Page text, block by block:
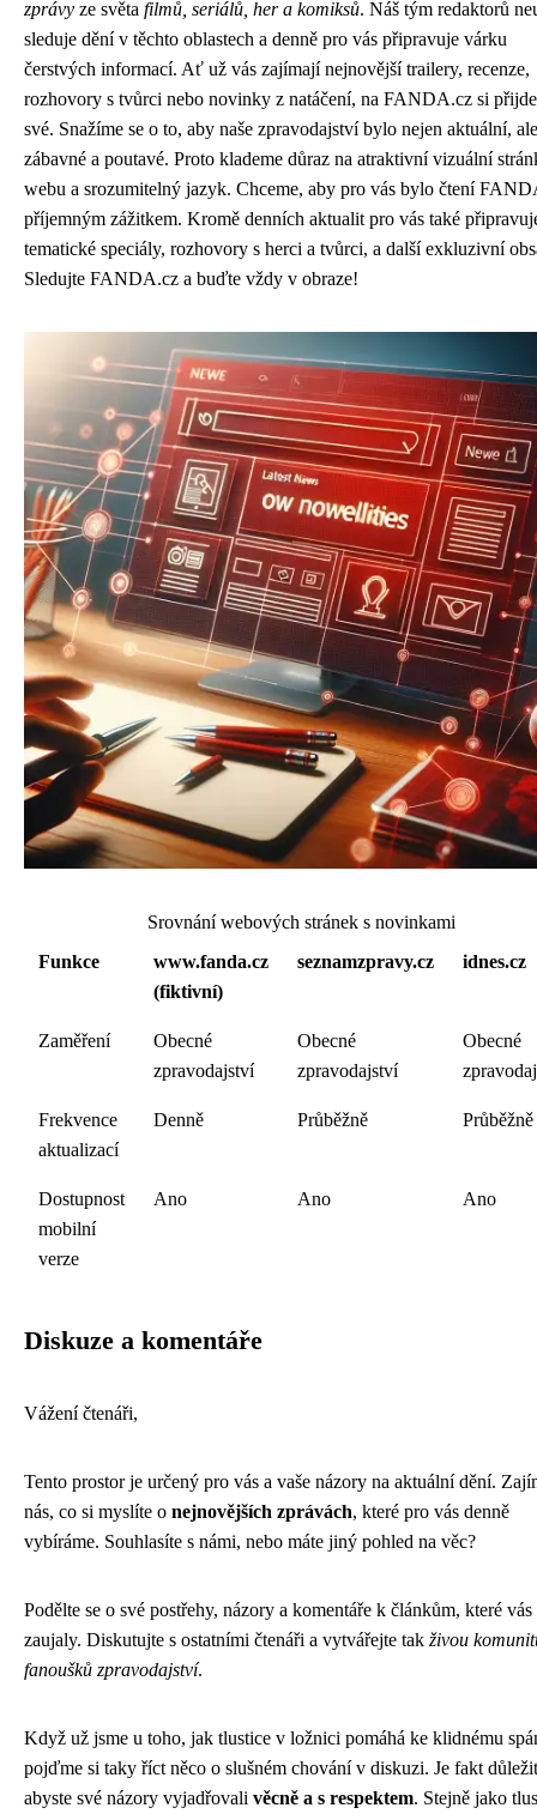
zprávy ze světa filmů, seriálů, her a komiksů. Náš tým redaktorů
sleduje dění v těchto oblastech a denně pro vás připravuje várku
čerstvých informací. Ať už vás zajímají nejnovější trailery, recenze,
rozhovory s tvůrci nebo novinky z natáčení, na FANDA.cz si
své. Snažíme se o to, aby naše zpravodajství bylo nejen aktuální,
zábavné a poutavé. Proto klademe důraz na atraktivní vizuální
webu a srozumitelný jazyk. Chceme, aby pro vás bylo čtení
příjemným zážitkem. Kromě denních aktualit pro vás také
tematické speciály, rozhovory s herci a tvůrci, a další exkluzivní
Sledujte FANDA.cz a buďte vždy v obraze!
Srovnání webových stránek s novinkami
Funkce
www.fanda.cz
(fiktivní)
seznamzpravy.cz idnes.cz
Zaměření
Obecné
zpravodajství
Obecné
zpravodajství
Obecné
Frekvence
aktualizací
Denně Průběžně Průběžně
Dostupnost
mobilní
verze
Ano Ano Ano
Diskuze a komentáře
Vážení čtenáři,
Tento prostor je určený pro vás a vaše názory na aktuální dění.
nás, co si myslíte o nejnovějších zprávách, které pro vás denně
vybíráme. Souhlasíte s námi, nebo máte jiný pohled na věc?
Podělte se o své postřehy, názory a komentáře k článkům, které vás
zaujaly. Diskutujte s ostatními čtenáři a vytvářejte tak živou
fanoušků zpravodajství.
Když už jsme u toho, jak tlustice v ložnici pomáhá ke klidnému
pojďme si taky říct něco o slušném chování v diskuzi. Je fakt
abyste své názory vyjadřovali věcně a s respektem. Stejně jako